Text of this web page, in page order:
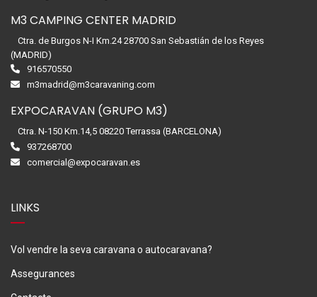
M3 CAMPING CENTER MADRID
Ctra. de Burgos N-I Km.24 28700 San Sebastián de los Reyes
(MADRID)
916570550
m3madrid@m3caravaning.com
EXPOCARAVAN (GRUPO M3)
Ctra. N-150 Km.14,5 08220 Terrassa (BARCELONA)
937268700
comercial@expocaravan.es
LINKS
Vol vendre la seva caravana o autocaravana?
Assegurances